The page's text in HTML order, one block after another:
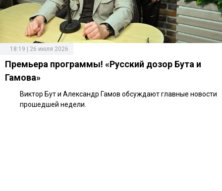
18:19 | 26 июля 2026
Премьера программы! «Русский дозор Бута и
Гамова»
Виктор Бут и Александр Гамов обсуждают главные новости
прошедшей недели.